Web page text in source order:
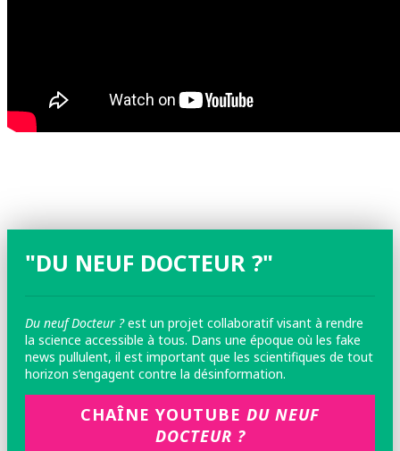
"DU NEUF DOCTEUR ?"
Du neuf Docteur ?est un projet collaboratif visant à rendre
la science accessible à tous. Dans une époque où les fake
news pullulent, il est important que les scientifiques de tout
horizon s’engagent contre la désinformation.
CHAÎNE YOUTUBE DU NEUF
DOCTEUR ?